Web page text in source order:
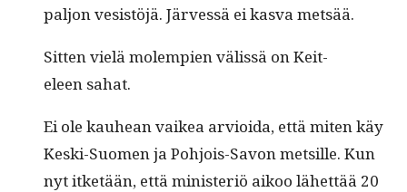
paljon vesistöjä. Järvessä ei kas­va metsää.
Sit­ten vielä molem­pi­en välis­sä on Keit­
eleen sahat.
Ei ole kauhean vaikea arvioi­da, että miten käy
Kes­ki-Suomen ja Pohjois-Savon met­sille. Kun
nyt itketään, että min­is­ter­iö aikoo lähet­tää 20